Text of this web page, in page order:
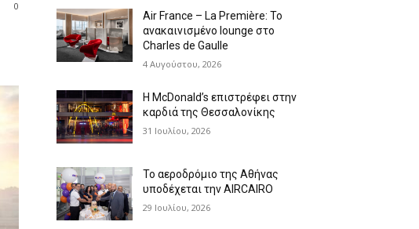
0
Air France – La Première: Το
ανακαινισμένο lounge στο
Charles de Gaulle
4 Αυγούστου, 2026
Η McDonald’s επιστρέφει στην
καρδιά της Θεσσαλονίκης
31 Ιουλίου, 2026
Το αεροδρόμιο της Αθήνας
υποδέχεται την AIRCAIRO
29 Ιουλίου, 2026